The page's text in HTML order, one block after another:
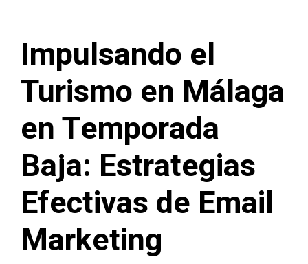
Impulsando el
Turismo en Málaga
en Temporada
Baja: Estrategias
Efectivas de Email
Marketing